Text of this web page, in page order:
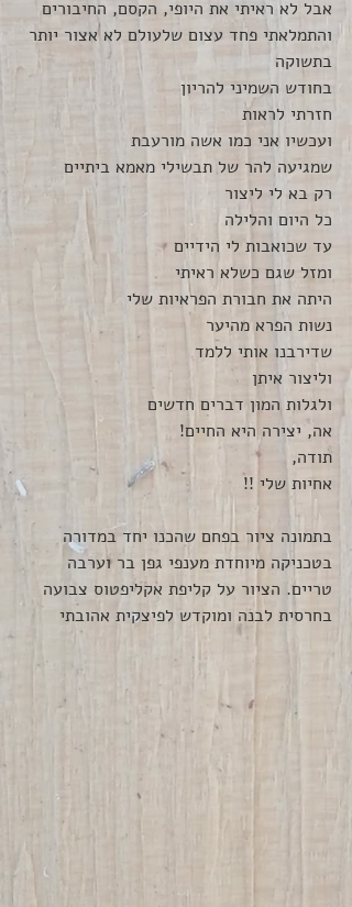
אבל לא ראיתי את היופי, הקסם, החיבורים
והתמלאתי פחד עצום שלעולם לא אצור יותר
בתשוקה
בחודש השמיני להריון
חזרתי לראות
ועכשיו אני כמו אשה מורעבת
שמגיעה להר של תבשילי מאמא ביתיים
רק בא לי ליצור
כל היום והלילה
עד שכואבות לי הידיים
ומזל שגם כשלא ראיתי
היתה את חבורת הפראיות שלי
נשות הפרא מהיער
שדירבנו אותי ללמד
וליצור איתן
ולגלות המון דברים חדשים
אה, יצירה היא החיים!
תודה,
אחיות שלי !!
בתמונה ציור בפחם שהכנו יחד במדורה
בטכניקה מיוחדת מענפי גפן בר וערבה
טריים. הציור על קליפת אקליפטוס צבועה
בחרסית לבנה ומוקדש לפיצקית אהובתי